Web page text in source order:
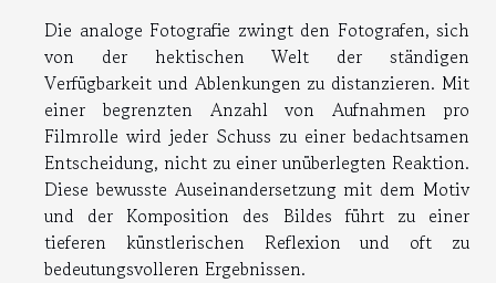
Die analoge Fotografie zwingt den Fotografen, sich
von der hektischen Welt der ständigen
Verfügbarkeit und Ablenkungen zu distanzieren. Mit
einer begrenzten Anzahl von Aufnahmen pro
Filmrolle wird jeder Schuss zu einer bedachtsamen
Entscheidung, nicht zu einer unüberlegten Reaktion.
Diese bewusste Auseinandersetzung mit dem Motiv
und der Komposition des Bildes führt zu einer
tieferen künstlerischen Reflexion und oft zu
bedeutungsvolleren Ergebnissen.